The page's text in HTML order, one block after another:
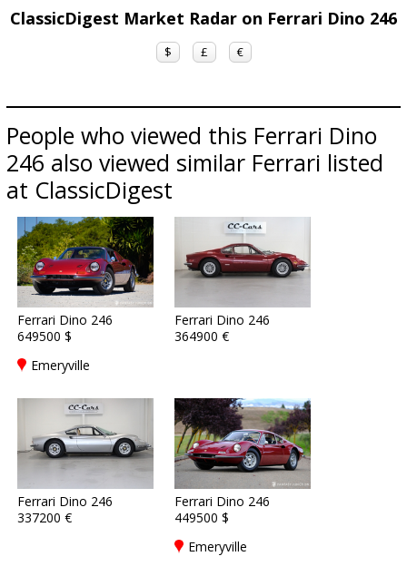
ClassicDigest Market Radar on Ferrari Dino 246
$ £ €
People who viewed this Ferrari Dino
246 also viewed similar Ferrari listed
at ClassicDigest
Ferrari Dino 246
649500 $
Emeryville
Ferrari Dino 246
364900 €
Ferrari Dino 246
337200 €
Ferrari Dino 246
449500 $
Emeryville